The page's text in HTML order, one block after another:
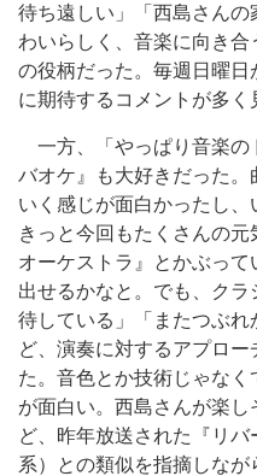
待ち遠しい」「西島さん
わいらしく、音楽に向き合
の役柄だった。毎週日曜日
に期待するコメントが多く
一方、「やっぱり音楽の
バオケ』も大好きだった
いく感じが面白かったし
きっと今回もたくさんの
オーケストラ』とかぶっ
出せるかなと。でも、ク
待している」「またつぶ
ど、演奏に対するアプロ
た。音色とか技術じゃな
が面白い。西島さんが楽
ど、昨年放送された『リ
系）との類似を指摘しな